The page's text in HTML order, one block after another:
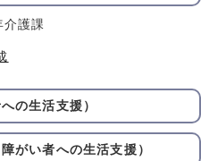
介護課
の生活支援）
がい者への生活支援）